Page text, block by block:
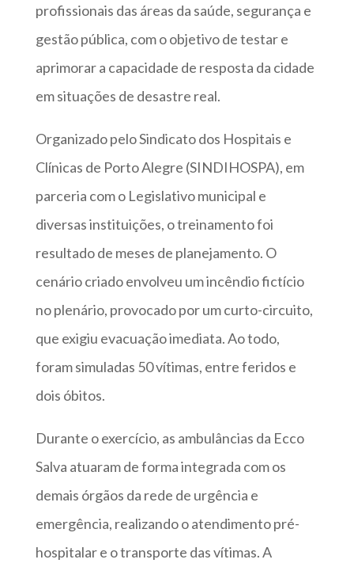
profissionais das áreas da saúde, segurança e
gestão pública, com o objetivo de testar e
aprimorar a capacidade de resposta da cidade
em situações de desastre real.
Organizado pelo Sindicato dos Hospitais e
Clínicas de Porto Alegre (SINDIHOSPA), em
parceria com o Legislativo municipal e
diversas instituições, o treinamento foi
resultado de meses de planejamento. O
cenário criado envolveu um incêndio fictício
no plenário, provocado por um curto-circuito,
que exigiu evacuação imediata. Ao todo,
foram simuladas 50 vítimas, entre feridos e
dois óbitos.
Durante o exercício, as ambulâncias da Ecco
Salva atuaram de forma integrada com os
demais órgãos da rede de urgência e
emergência, realizando o atendimento pré-
hospitalar e o transporte das vítimas. A